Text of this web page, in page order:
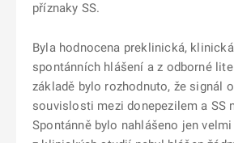
příznaky SS.
Byla hodnocena preklinická,
spontánních hlášení a z odborné
základě bylo rozhodnuto, že signál
souvislosti mezi donepezilem a SS
Spontánně bylo nahlášeno jen